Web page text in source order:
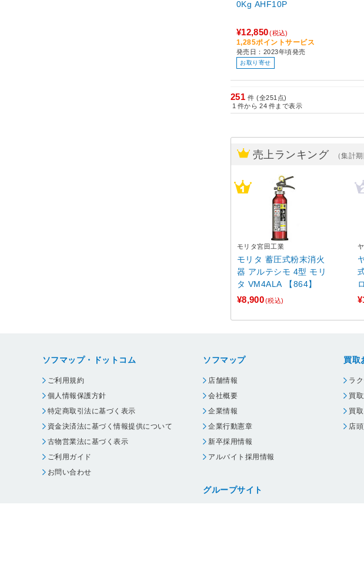
0Kg AHF10P
¥12,850(税込)
1,285ポイントサービス
発売日：2023年頃発売
お取り寄せ
251 件 (全251点)
1 件から 24 件まで表示
売上ランキング （集計
モリタ宮田工業
モリタ 蓄圧式粉末消火
器 アルテシモ 4型 モリ
タ VM4ALA 【864】
¥8,900(税込)
ロ
ソフマップ・ドットコム
ご利用規約
個人情報保護方針
特定商取引法に基づく表示
資金決済法に基づく情報提供について
古物営業法に基づく表示
ご利用ガイド
お問い合わせ
ソフマップ
店舗情報
会社概要
企業情報
企業行動憲章
新卒採用情報
アルバイト採用情報
グループサイト
買取
ラ
買
買
店